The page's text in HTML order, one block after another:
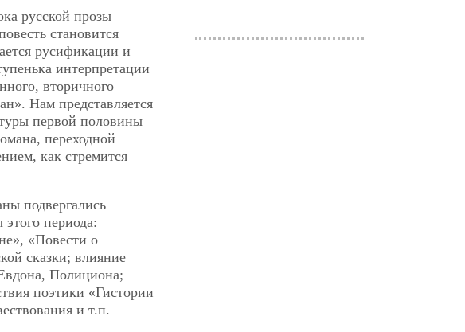
русской прозы
становится
русификации и
интерпретации
вторичного
Нам представляется
первой половины
переходной
как стремится
подвергались
периода:
«Повести о
сказки; влияние
Полициона;
поэтики «Гистории
и т.п.